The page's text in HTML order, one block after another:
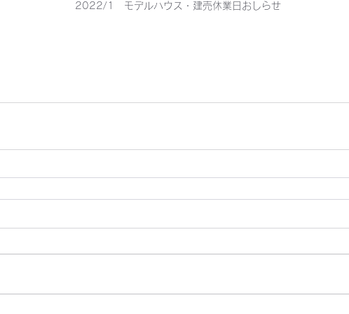
2022/1　モデルハウス・建売休業日おしらせ